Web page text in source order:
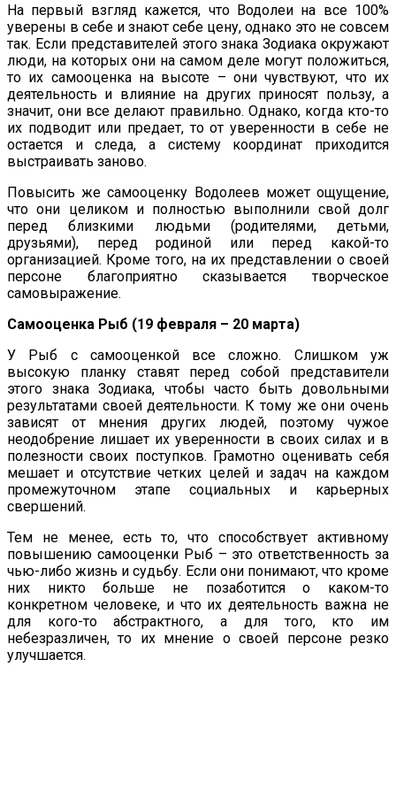
На первый взгляд кажется, что Водолеи на все 100%
уверены в себе и знают себе цену, однако это не совсем
так. Если представителей этого знака Зодиака окружают
люди, на которых они на самом деле могут положиться,
то их самооценка на высоте – они чувствуют, что их
деятельность и влияние на других приносят пользу, а
значит, они все делают правильно. Однако, когда кто-то
их подводит или предает, то от уверенности в себе не
остается и следа, а систему координат приходится
выстраивать заново.
Повысить же самооценку Водолеев может ощущение,
что они целиком и полностью выполнили свой долг
перед близкими людьми (родителями, детьми,
друзьями), перед родиной или перед какой-то
организацией. Кроме того, на их представлении о своей
персоне благоприятно сказывается творческое
самовыражение.
Самооценка Рыб (19 февраля – 20 марта)
У Рыб с самооценкой все сложно. Слишком уж
высокую планку ставят перед собой представители
этого знака Зодиака, чтобы часто быть довольными
результатами своей деятельности. К тому же они очень
зависят от мнения других людей, поэтому чужое
неодобрение лишает их уверенности в своих силах и в
полезности своих поступков. Грамотно оценивать себя
мешает и отсутствие четких целей и задач на каждом
промежуточном этапе социальных и карьерных
свершений.
Тем не менее, есть то, что способствует активному
повышению самооценки Рыб – это ответственность за
чью-либо жизнь и судьбу. Если они понимают, что кроме
них никто больше не позаботится о каком-то
конкретном человеке, и что их деятельность важна не
для кого-то абстрактного, а для того, кто им
небезразличен, то их мнение о своей персоне резко
улучшается.